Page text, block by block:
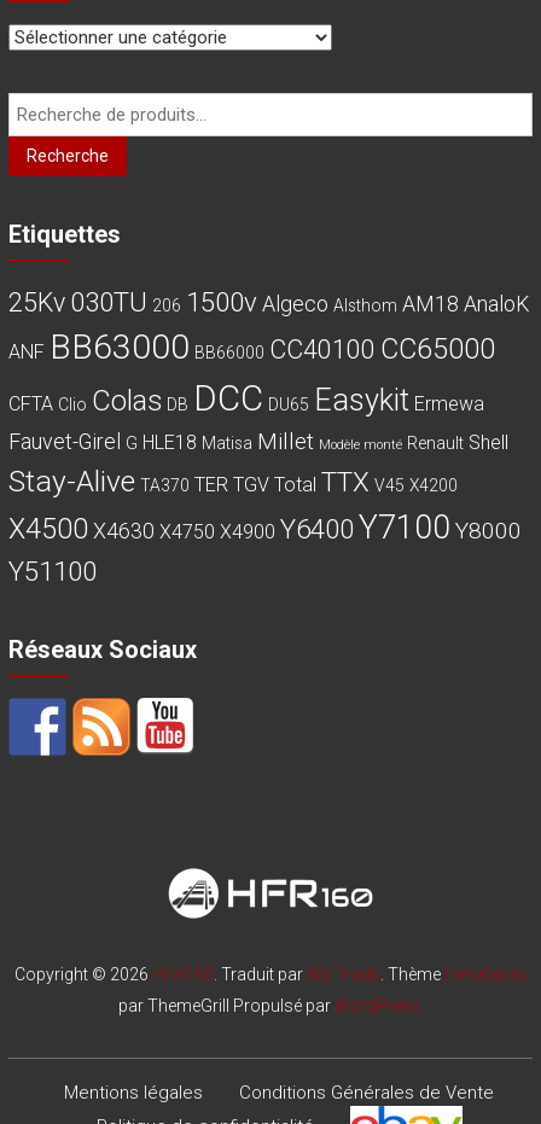
Recherche
pour :
Recherche
Etiquettes
25Kv 030TU 206 1500v Algeco Alsthom AM18 AnaloK
ANF BB63000 BB66000 CC40100 CC65000
CFTA Clio Colas DB DCC DU65 Easykit Ermewa
Fauvet-Girel G HLE18 Matisa Millet Modèle monté Renault Shell
Stay-Alive TA370 TER TGV Total TTX V45 X4200
X4500 X4630 X4750 X4900 Y6400Y7100 Y8000
Y51100
Réseaux Sociaux
Copyright © 2026 HFR160 . Traduit parWp Trads . Thème Himalayas
par ThemeGrill Propulsé parWordPress
Mentions légales
Conditions Générales de Vente